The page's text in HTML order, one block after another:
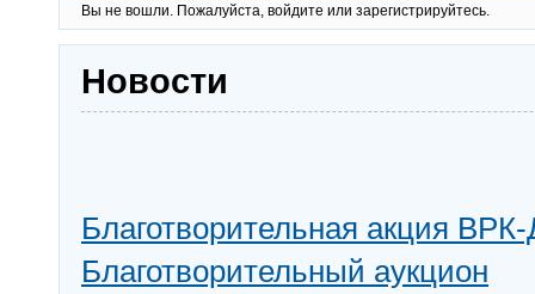
Вы не вошли. Пожалуйста, войдите или зарегистрируйтесь.
Новости
Благотворительная акция
Благотворительный аукцион